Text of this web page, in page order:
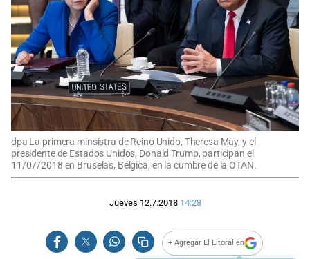
dpa La primera minsistra de Reino Unido, Theresa May, y el
presidente de Estados Unidos, Donald Trump, participan el
11/07/2018 en Bruselas, Bélgica, en la cumbre de la OTAN.
Jueves 12.7.2018 14:28
+ Agregar El Litoral en